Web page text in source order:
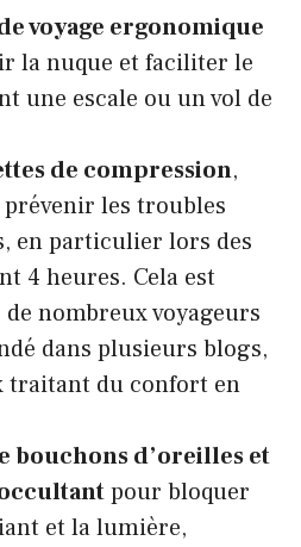
voyage ergonomique
la nuque et faciliter le
une escale ou un vol de
de compression,
les troubles
en particulier lors des
4 heures. Cela est
nombreux voyageurs
dans plusieurs blogs,
traitant du confort en
bouchons d’oreilles et
pour bloquer
et la lumière,